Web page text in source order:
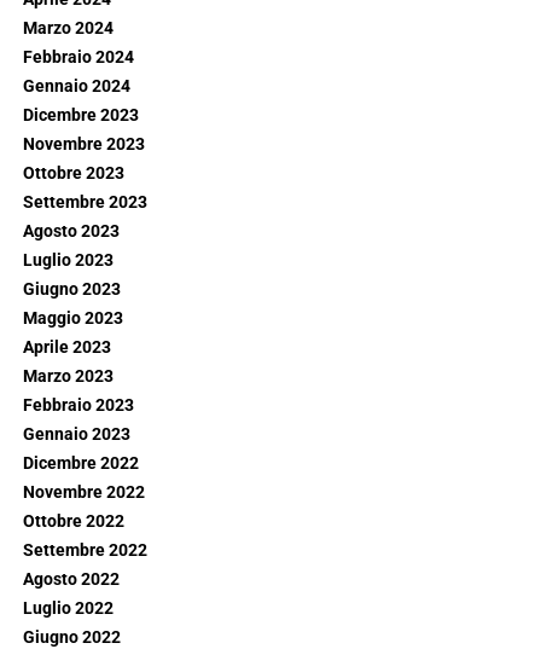
Marzo 2024
Febbraio 2024
Gennaio 2024
Dicembre 2023
Novembre 2023
Ottobre 2023
Settembre 2023
Agosto 2023
Luglio 2023
Giugno 2023
Maggio 2023
Aprile 2023
Marzo 2023
Febbraio 2023
Gennaio 2023
Dicembre 2022
Novembre 2022
Ottobre 2022
Settembre 2022
Agosto 2022
Luglio 2022
Giugno 2022